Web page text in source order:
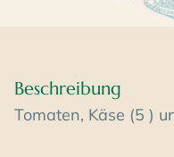
Beschreibung
Tomaten, Käse (5 )